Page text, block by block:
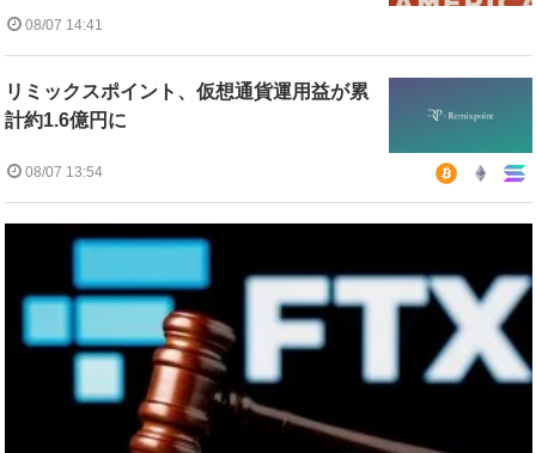
08/07 14:41
リミックスポイント、仮想通貨運用益が累
計約1.6億円に
08/07 13:54